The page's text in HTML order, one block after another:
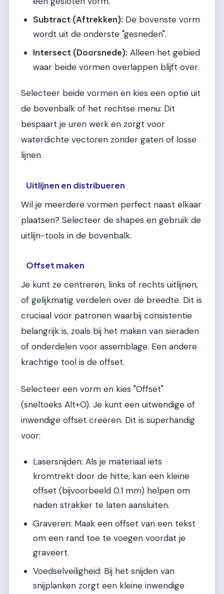
Subtract (Aftrekken): De bovenste vorm
wordt uit de onderste "gesneden".
Intersect (Doorsnede): Alleen het gebied
waar beide vormen overlappen blijft over.
Selecteer beide vormen en kies een optie uit
de bovenbalk of het rechtse menu: Dit
bespaart je uren werk en zorgt voor
waterdichte vectoren zonder gaten of losse
lijnen.
Uitlijnen en distribueren
Wil je meerdere vormen perfect naast elkaar
plaatsen? Selecteer de shapes en gebruik de
uitlijn-tools in de bovenbalk.
Offset maken
Je kunt ze centreren, links of rechts uitlijnen,
of gelijkmatig verdelen over de breedte. Dit is
cruciaal voor patronen waarbij consistentie
belangrijk is, zoals bij het maken van sieraden
of onderdelen voor assemblage. Een andere
krachtige tool is de offset.
Selecteer een vorm en kies "Offset"
(sneltoeks Alt+O). Je kunt een uitwendige of
inwendige offset creëren. Dit is superhandig
voor:
Lasersnijden: Als je materiaal iets
kromtrekt door de hitte, kan een kleine
offset (bijvoorbeeld 0.1 mm) helpen om
naden strakker te laten aansluiten.
Graveren: Maak een offset van een tekst
om een rand toe te voegen voordat je
graveert.
Voedselveiligheid: Bij het snijden van
snijplanken zorgt een kleine inwendige